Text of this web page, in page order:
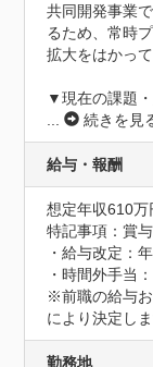
共同開発事業
るため、常時
拡大をはかって
▼現在の課題
...
続きを見
給与・報酬
想定年収610万
特記事項：賞
・給与改定：
・時間外手当
※前職の給与
により決定し
勤務地